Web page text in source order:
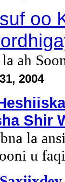
oo
ah
2004
Shir
la
u